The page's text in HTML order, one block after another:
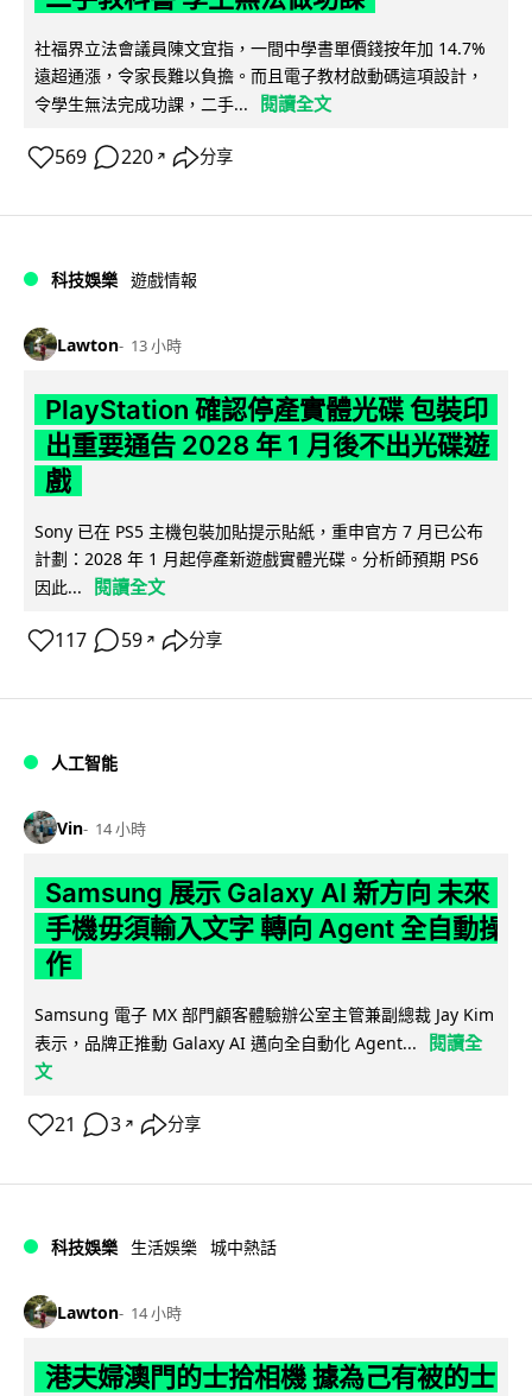
社福界立法會議員陳文宜指，一間中學書單價錢按年加 14.7%
遠超通漲，令家長難以負擔。而且電子教材啟動碼這項設計，
令學生無法完成功課，二手...
閱讀全文
569 220 ↗ 分享
科技娛樂 遊戲情報
Lawton 13 小時
PlayStation 確認停產實體光碟 包裝印
出重要通告 2028 年 1 月後不出光碟遊
戲
Sony 已在 PS5 主機包裝加貼提示貼紙，重申官方 7 月已公布
計劃：2028 年 1 月起停產新遊戲實體光碟。分析師預期 PS6
因此...
閱讀全文
117 59 ↗ 分享
人工智能
Vin 14 小時
Samsung 展示 Galaxy AI 新方向 未來
手機毋須輸入文字 轉向 Agent 全自動操
作
Samsung 電子 MX 部門顧客體驗辦公室主管兼副總裁 Jay Kim
表示，品牌正推動 Galaxy AI 邁向全自動化 Agent...
閱讀全
文
21 3 ↗ 分享
科技娛樂 生活娛樂 城中熱話
Lawton 14 小時
港夫婦澳門的士拾相機 據為己有被的士